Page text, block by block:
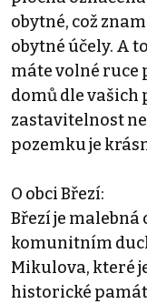
obytné, což
obytné účely. A
máte volné ruce
domů dle
zastavitelnost
pozemku je
O obci Březí:
Březí je
komunitním
Mikulova, které
historické